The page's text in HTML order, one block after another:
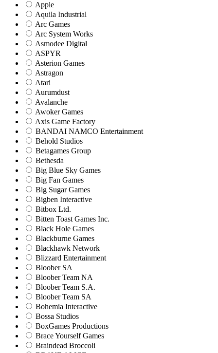
Apple
Aquila Industrial
Arc Games
Arc System Works
Asmodee Digital
ASPYR
Asterion Games
Astragon
Atari
Aurumdust
Avalanche
Awoker Games
Axis Game Factory
BANDAI NAMCO Entertainment
Behold Studios
Betagames Group
Bethesda
Big Blue Sky Games
Big Fan Games
Big Sugar Games
Bigben Interactive
Bitbox Ltd.
Bitten Toast Games Inc.
Black Hole Games
Blackburne Games
Blackhawk Network
Blizzard Entertainment
Bloober SA
Bloober Team NA
Bloober Team S.A.
Bloober Team SA
Bohemia Interactive
Bossa Studios
BoxGames Productions
Brace Yourself Games
Braindead Broccoli